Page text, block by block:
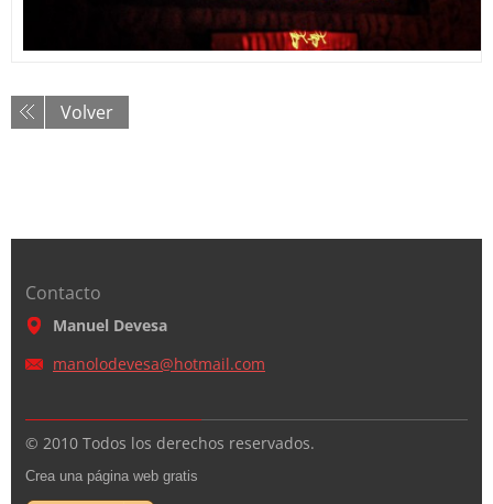
Volver
Contacto
Manuel Devesa
manolodevesa@hotmail.com
© 2010 Todos los derechos reservados.
Crea una página web gratis